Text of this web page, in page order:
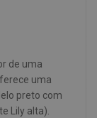
de uma
uma
preto com
Lily alta).